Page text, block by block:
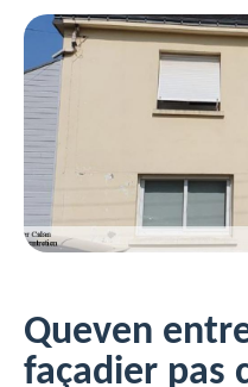
Queven
façadier pas